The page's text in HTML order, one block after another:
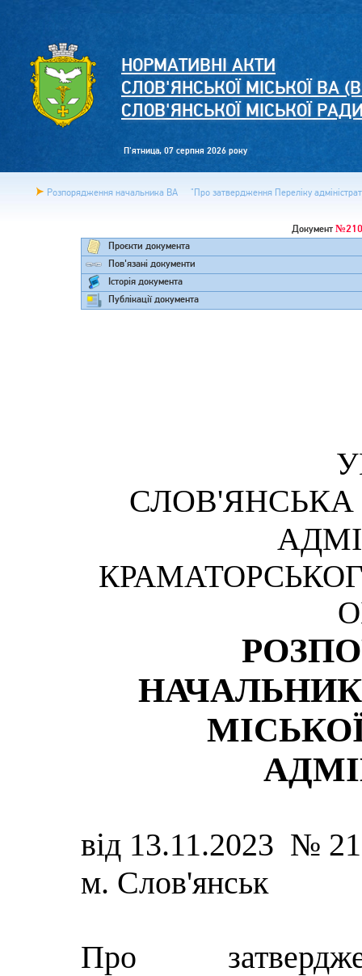
НОРМАТИВНІ АКТИ
СЛОВ'ЯНСЬКОЇ МІСЬКОЇ ВА
СЛОВ'ЯНСЬКОЇ МІСЬКОЇ
П'ятница, 07 серпня 2026 року
Розпорядження начальника ВА "Про затвердження Переліку
Документ
Проєкти документа
Пов'язані документи
Історія документа
Публікації документа
СЛОВ'ЯНСЬКА
від 13.11.2023 №
м. Слов'янськ
Про